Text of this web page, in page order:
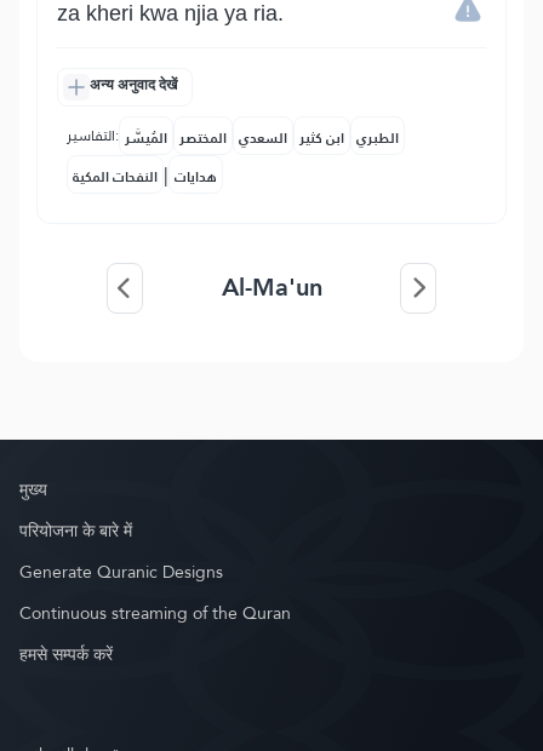
za kheri kwa njia ya ria.
अन्य अनुवाद देखें
التفاسير: المُيسَّر المختصر السعدي ابن كثير الطبري
النفحات المكية | هدايات
Al-Ma'un
मुख्य
परियोजना के बारे में
Generate Quranic Designs
Continuous streaming of the Quran
हमसे सम्पर्क करें